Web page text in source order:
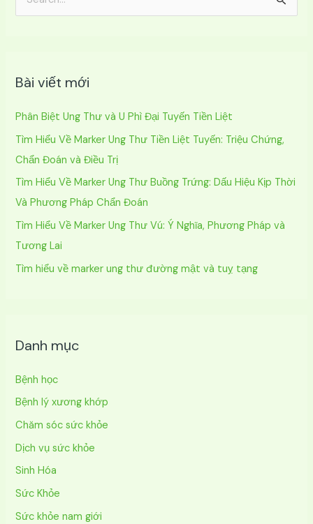
i
m
Bài viết mới
Phân Biệt Ung Thư và U Phì Đại Tuyến Tiền Liệt
Tìm Hiểu Về Marker Ung Thư Tiền Liệt Tuyến: Triệu Chứng,
Chẩn Đoán và Điều Trị
Tìm Hiểu Về Marker Ung Thư Buồng Trứng: Dấu Hiệu Kịp Thời
Và Phương Pháp Chẩn Đoán
Tìm Hiểu Về Marker Ung Thư Vú: Ý Nghĩa, Phương Pháp và
Tương Lai
Tìm hiểu về marker ung thư đường mật và tuỵ tạng
Danh mục
Bệnh học
Bệnh lý xương khớp
Chăm sóc sức khỏe
Dịch vụ sức khỏe
Sinh Hóa
Sức Khỏe
Sức khỏe nam giới